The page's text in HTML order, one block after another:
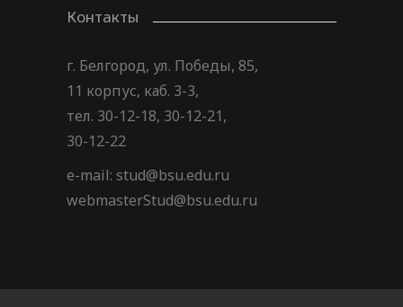
Контакты
г. Белгород, ул. Победы, 85,
11 корпус, каб. 3-3,
тел. 30-12-18, 30-12-21,
30-12-22
e-mail: stud@bsu.edu.ru
webmasterStud@bsu.edu.ru